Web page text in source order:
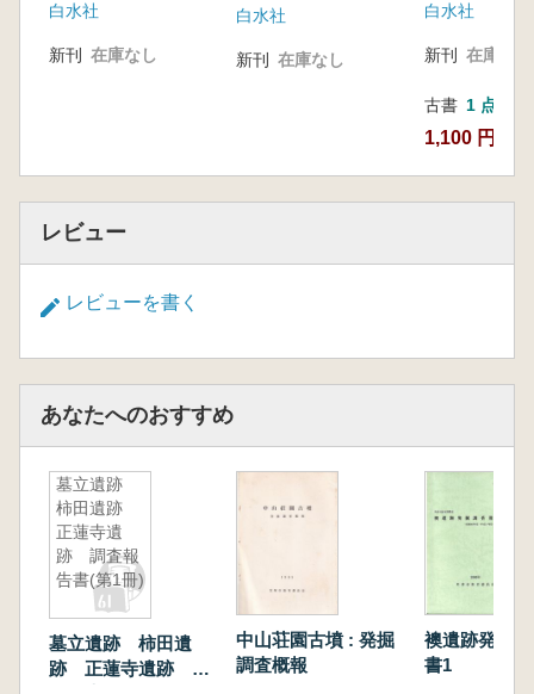
白水社
新刊 在庫なし
白水社
新刊 在庫なし
白水社
新刊 在庫なし
古書 1 点
1,100 円
レビュー
レビューを書く
あなたへのおすすめ
墓立遺跡
柿田遺跡
正蓮寺遺
跡 調査報
告書(第1冊)
墓立遺跡 柿田遺
跡 正蓮寺遺跡 調
中山荘園古墳 : 発掘
調査概報
襖遺跡発掘
書1